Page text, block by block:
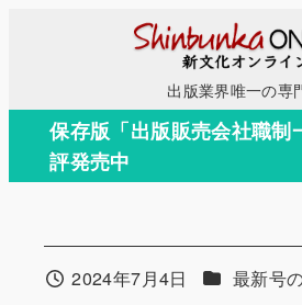
コ
テ
出版業界唯一の専
保存版「出版販売会社職制
評発売中
投稿日2024年7月4日 カテゴリー
最新号